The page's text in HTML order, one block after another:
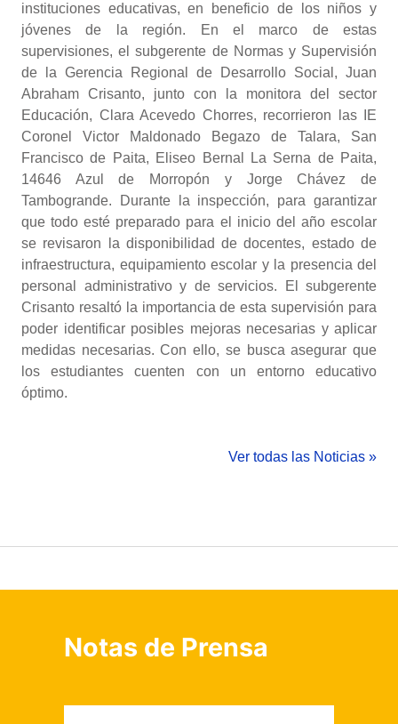
instituciones educativas, en beneficio de los niños y
jóvenes de la región. En el marco de estas
supervisiones, el subgerente de Normas y Supervisión
de la Gerencia Regional de Desarrollo Social, Juan
Abraham Crisanto, junto con la monitora del sector
Educación, Clara Acevedo Chorres, recorrieron las IE
Coronel Victor Maldonado Begazo de Talara, San
Francisco de Paita, Eliseo Bernal La Serna de Paita,
14646 Azul de Morropón y Jorge Chávez de
Tambogrande. Durante la inspección, para garantizar
que todo esté preparado para el inicio del año escolar
se revisaron la disponibilidad de docentes, estado de
infraestructura, equipamiento escolar y la presencia del
personal administrativo y de servicios. El subgerente
Crisanto resaltó la importancia de esta supervisión para
poder identificar posibles mejoras necesarias y aplicar
medidas necesarias. Con ello, se busca asegurar que
los estudiantes cuenten con un entorno educativo
óptimo.
Ver todas las Noticias »
Notas de Prensa